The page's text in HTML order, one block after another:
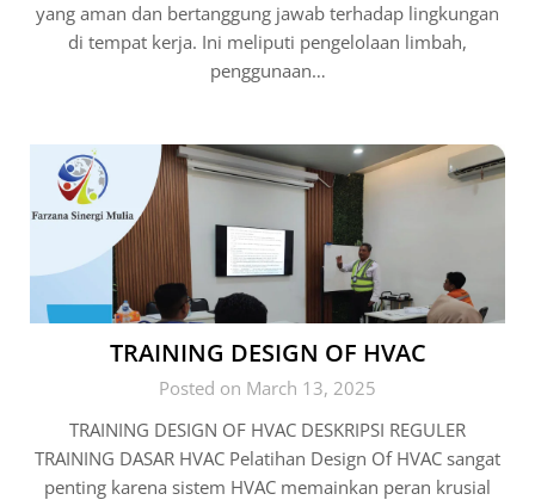
yang aman dan bertanggung jawab terhadap lingkungan
di tempat kerja. Ini meliputi pengelolaan limbah,
penggunaan…
TRAINING DESIGN OF HVAC
Posted on March 13, 2025
TRAINING DESIGN OF HVAC DESKRIPSI REGULER
TRAINING DASAR HVAC Pelatihan Design Of HVAC sangat
penting karena sistem HVAC memainkan peran krusial